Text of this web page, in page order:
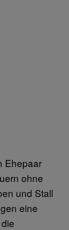
Ehepaar
ohne
und Stall
eine